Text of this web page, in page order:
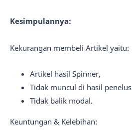
Kesimpulannya:
Kekurangan membeli Artikel yaitu:
Artikel hasil Spinner,
Tidak muncul di hasil
Tidak balik modal.
Keuntungan & Kelebihan: